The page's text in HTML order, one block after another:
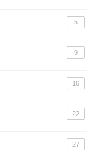
5
9
16
22
27